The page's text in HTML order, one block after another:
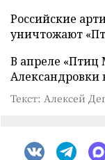
Российские
уничтожают
В апреле «Птиц
Александровки
Текст: Алексей